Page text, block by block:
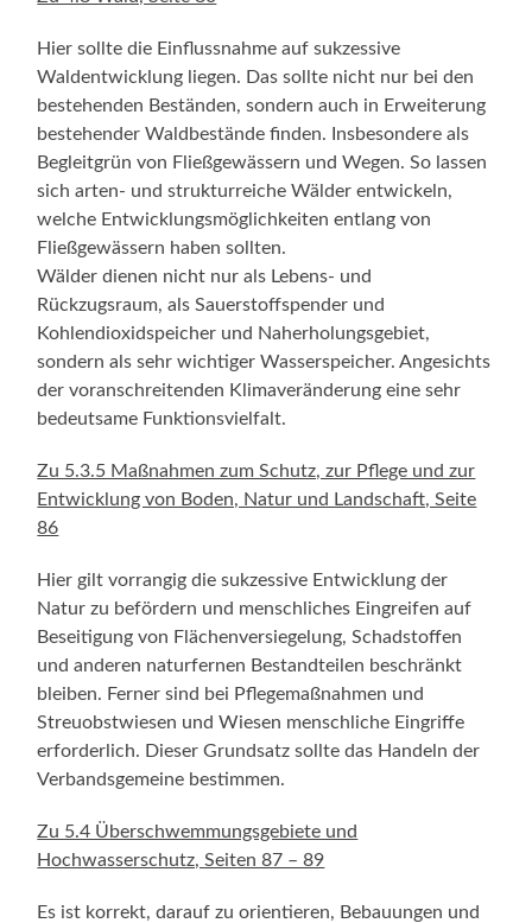
Hier sollte die Einflussnahme auf sukzessive
Waldentwicklung liegen. Das sollte nicht nur bei den
bestehenden Beständen, sondern auch in Erweiterung
bestehender Waldbestände finden. Insbesondere als
Begleitgrün von Fließgewässern und Wegen. So lassen
sich arten- und strukturreiche Wälder entwickeln,
welche Entwicklungsmöglichkeiten entlang von
Fließgewässern haben sollten.
Wälder dienen nicht nur als Lebens- und
Rückzugsraum, als Sauerstoffspender und
Kohlendioxidspeicher und Naherholungsgebiet,
sondern als sehr wichtiger Wasserspeicher. Angesichts
der voranschreitenden Klimaveränderung eine sehr
bedeutsame Funktionsvielfalt.
Zu 5.3.5 Maßnahmen zum Schutz, zur Pflege und zur
Entwicklung von Boden, Natur und Landschaft, Seite
86
Hier gilt vorrangig die sukzessive Entwicklung der
Natur zu befördern und menschliches Eingreifen auf
Beseitigung von Flächenversiegelung, Schadstoffen
und anderen naturfernen Bestandteilen beschränkt
bleiben. Ferner sind bei Pflegemaßnahmen und
Streuobstwiesen und Wiesen menschliche Eingriffe
erforderlich. Dieser Grundsatz sollte das Handeln der
Verbandsgemeine bestimmen.
Zu 5.4 Überschwemmungsgebiete und
Hochwasserschutz, Seiten 87 – 89
Es ist korrekt, darauf zu orientieren, Bebauungen und